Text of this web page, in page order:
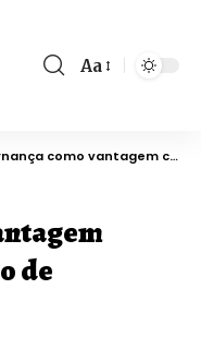
Aa
vantagem competitiva no varejo de combustíveis
de